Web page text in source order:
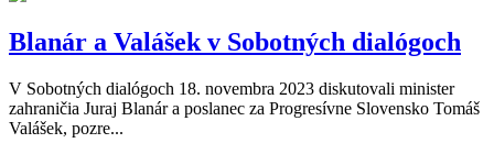
Blanár a Valášek v Sobotných dialógoch
V Sobotných dialógoch 18. novembra 2023 diskutovali minister
zahraničia Juraj Blanár a poslanec za Progresívne Slovensko Tomáš
Valášek, pozre...